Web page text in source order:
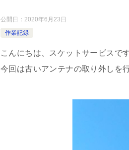
公開日： 2020年6月23日
作業記録
こんにちは、スケットサービスです
今回は古いアンテナの取り外しを